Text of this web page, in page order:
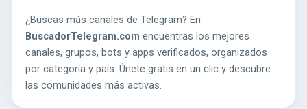
¿Buscas más canales de Telegram? En
BuscadorTelegram.com encuentras los mejores
canales, grupos, bots y apps verificados, organizados
por categoría y país. Únete gratis en un clic y descubre
las comunidades más activas.